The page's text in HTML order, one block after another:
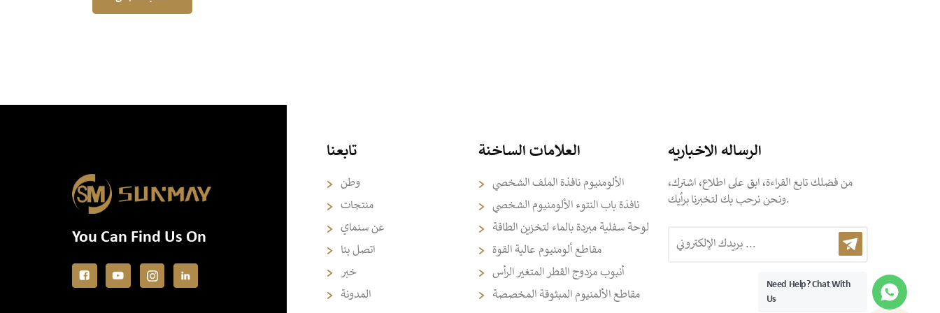
You Can Find Us On
تابعنا
وطن
منتجات
عن سنماي
اتصل بنا
خبر
المدونة
العلامات الساخنة
الألومنيوم نافذة الملف الشخصي
نافذة باب النتوء الألومنيوم الشخصي
لوحة سفلية مبردة بالماء لتخزين الطاقة
مقاطع ألومنيوم عالية القوة
أنبوب مزدوج القطر المتغير الرأس
مقاطع الألمنيوم المبثوقة المخصصة
الرساله الاخباريه
من فضلك تابع القراءة، ابق على اطلاع، اشترك،
ونحن نرحب بك لتخبرنا برأيك.
Need Help? Chat With
Us